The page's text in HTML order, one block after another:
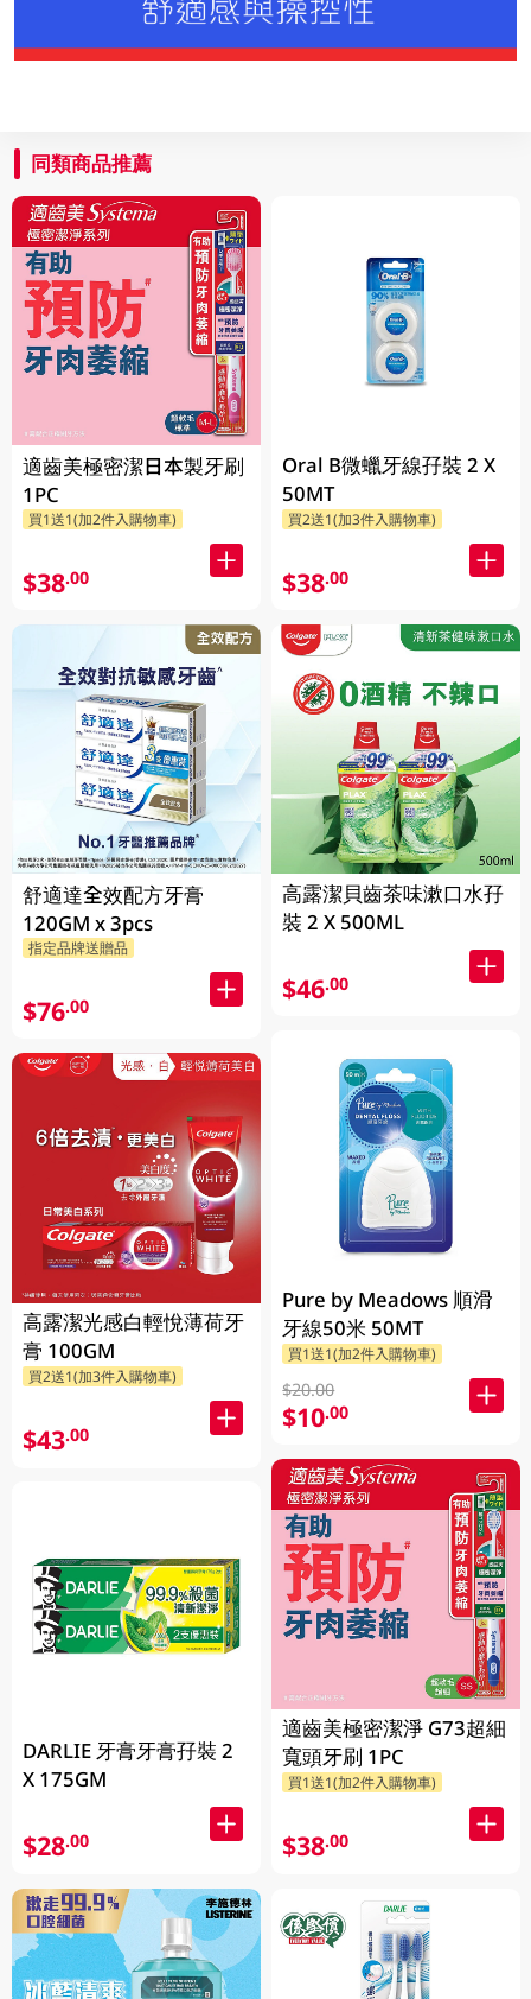
同類商品推薦
適齒美極密潔日本製牙刷
1PC
買1送1(加2件入購物車)
$38.00
舒適達全效配方牙膏
120GM x 3pcs
指定品牌送贈品
$76.00
高露潔光感白輕悅薄荷牙
膏 100GM
買2送1(加3件入購物車)
$43.00
DARLIE 牙膏牙膏孖裝 2
X 175GM
$28.00
Oral B微蠟牙線孖裝 2 X
50MT
買2送1(加3件入購物車)
$38.00
高露潔貝齒茶味漱口水孖
裝 2 X 500ML
$46.00
Pure by Meadows 順滑
牙線50米 50MT
買1送1(加2件入購物車)
$20.00
$10.00
適齒美極密潔淨 G73超細
寬頭牙刷 1PC
買1送1(加2件入購物車)
$38.00